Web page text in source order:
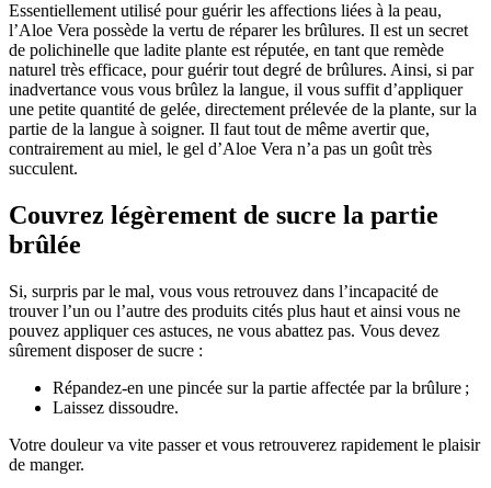
Essentiellement utilisé pour guérir les affections liées à la peau,
l’Aloe Vera possède la vertu de réparer les brûlures. Il est un secret
de polichinelle que ladite plante est réputée, en tant que remède
naturel très efficace, pour guérir tout degré de brûlures. Ainsi, si par
inadvertance vous vous brûlez la langue, il vous suffit d’appliquer
une petite quantité de gelée, directement prélevée de la plante, sur la
partie de la langue à soigner. Il faut tout de même avertir que,
contrairement au miel, le gel d’Aloe Vera n’a pas un goût très
succulent.
Couvrez légèrement de sucre la partie
brûlée
Si, surpris par le mal, vous vous retrouvez dans l’incapacité de
trouver l’un ou l’autre des produits cités plus haut et ainsi vous ne
pouvez appliquer ces astuces, ne vous abattez pas. Vous devez
sûrement disposer de sucre :
Répandez-en une pincée sur la partie affectée par la brûlure ;
Laissez dissoudre.
Votre douleur va vite passer et vous retrouverez rapidement le plaisir
de manger.